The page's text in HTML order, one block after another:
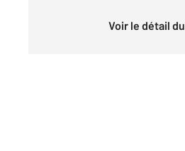
Voir le détail